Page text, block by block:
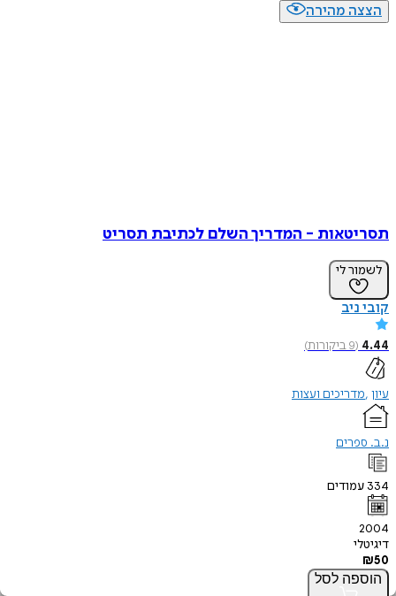
הצצה מהירה
תסריטאות - המדריך השלם לכתיבת תסריט
לשמור לי
קובי ניב
4.44
(
9ביקורות)
עיון מדריכים ועצות
נ.ב. ספרים
334 עמודים
2004
דיגיטלי
₪50
הוספה לסל